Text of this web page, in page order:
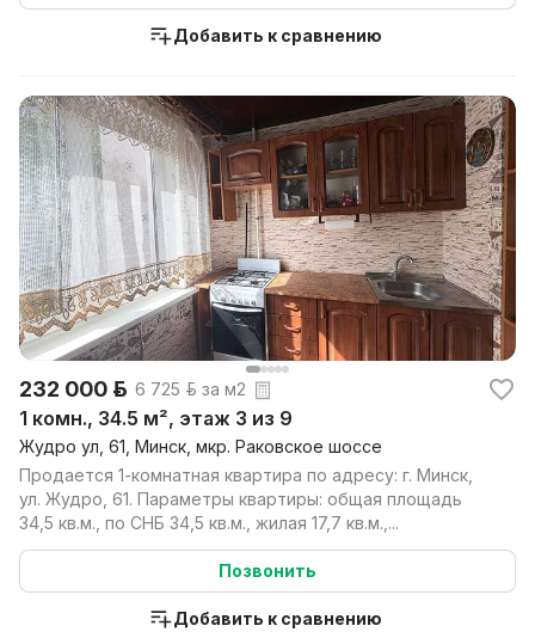
Добавить к сравнению
232 000 р. 6 725 р. за м2
1 комн., 34.5 м², этаж 3 из 9
Жудро ул, 61, Минск, мкр. Раковское шоссе
Продается 1-комнатная квартира по адресу: г. Минск,
ул. Жудро, 61. Параметры квартиры: общая площадь
34,5 кв.м., по СНБ 34,5 кв.м., жилая 17,7 кв.м.,...
Позвонить
Добавить к сравнению